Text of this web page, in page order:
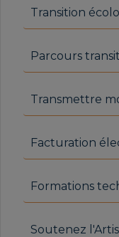
Transition
Parcours
Transmettre
Facturation
Formations
Soutenez